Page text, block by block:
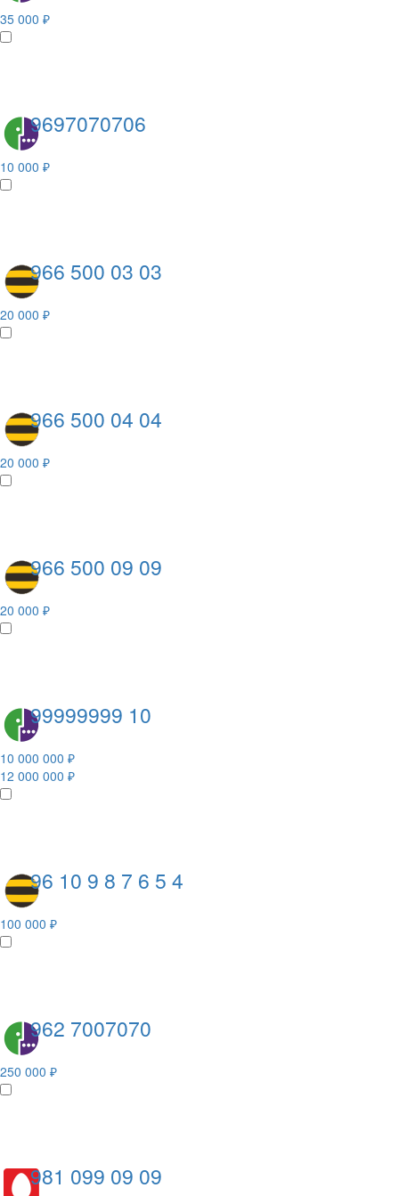
35 000 ₽
9697070706
10 000 ₽
966 500 03 03
20 000 ₽
966 500 04 04
20 000 ₽
966 500 09 09
20 000 ₽
99999999 10
10 000 000 ₽
12 000 000 ₽
96 10 9 8 7 6 5 4
100 000 ₽
962 7007070
250 000 ₽
981 099 09 09